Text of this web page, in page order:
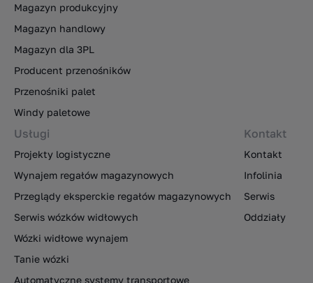
Magazyn produkcyjny
Magazyn handlowy
Magazyn dla 3PL
Producent przenośników
Przenośniki palet
Windy paletowe
Usługi
Projekty logistyczne
Wynajem regałów magazynowych
Przeglądy eksperckie regałów magazynowych
Serwis wózków widłowych
Wózki widłowe wynajem
Tanie wózki
Automatyczne systemy transportowe
Kontakt
Kontakt
Infolinia
Serwis
Oddziały